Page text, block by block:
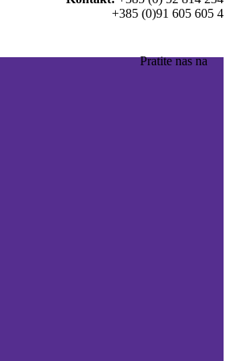
+385 (0)91 605 605 4
Pratite nas na